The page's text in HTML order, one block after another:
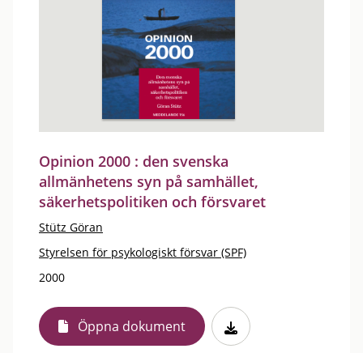
Opinion 2000 : den svenska
allmänhetens syn på samhället,
säkerhetspolitiken och försvaret
Stütz Göran
Styrelsen för psykologiskt försvar (SPF)
2000
Öppna dokument